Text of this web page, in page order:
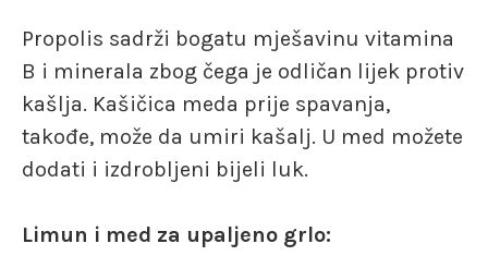
Propolis sadrži bogatu mješavinu vitamina
B i minerala zbog čega je odličan lijek protiv
kašlja. Kašičica meda prije spavanja,
takođe, može da umiri kašalj. U med možete
dodati i izdrobljeni bijeli luk.
Limun i med za upaljeno grlo: